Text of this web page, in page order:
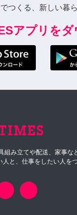
つくる、新しい暮ら
アプリをダ
組み立てや配送、家事な
と、仕事をしたい人を